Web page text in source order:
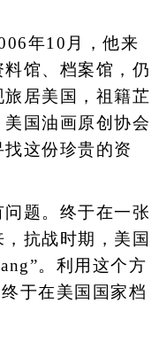
年10月，他来
馆、档案馆，仍
居美国，祖籍芷
国油画原创协会
这份珍贵的资
题。终于在一张
抗战时期，美国
。利用这个方
于在美国国家档